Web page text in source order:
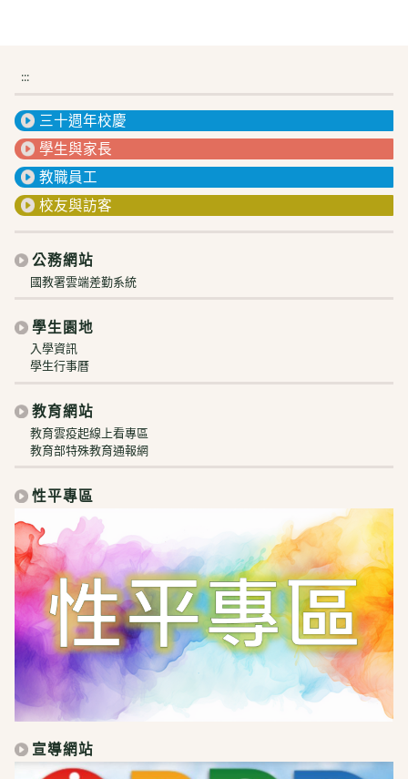
:::
三十週年校慶
學生與家長
教職員工
校友與訪客
公務網站
國教署雲端差勤系統
學生園地
入學資訊
學生行事曆
教育網站
教育雲疫起線上看專區
教育部特殊教育通報網
性平專區
宣導網站